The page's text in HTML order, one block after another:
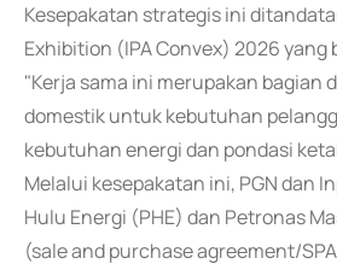
Kesepakatan strategis ini
Exhibition (IPA Convex) 2026
"Kerja sama ini merupakan bagian
domestik untuk kebutuhan
kebutuhan energi dan pondasi
Melalui kesepakatan ini, PGN dan
Hulu Energi (PHE) dan Petronas
(sale and purchase agreement/